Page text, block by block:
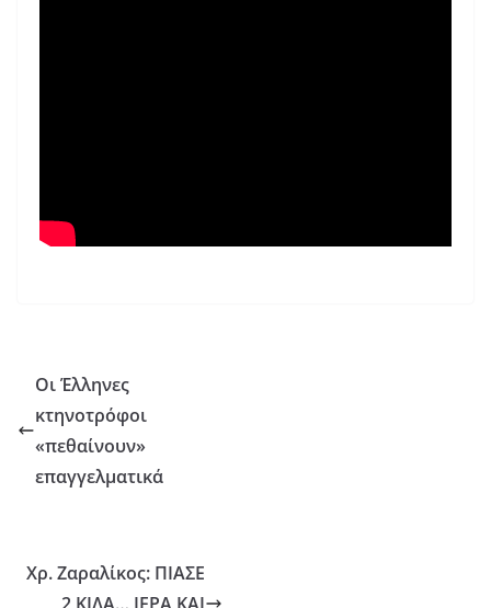
Οι Έλληνες
κτηνοτρόφοι
«πεθαίνουν»
επαγγελματικά
Χρ. Ζαραλίκος: ΠΙΑΣΕ